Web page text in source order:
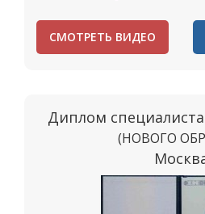
СМОТРЕТЬ ВИДЕО
Диплом специалиста
(НОВОГО